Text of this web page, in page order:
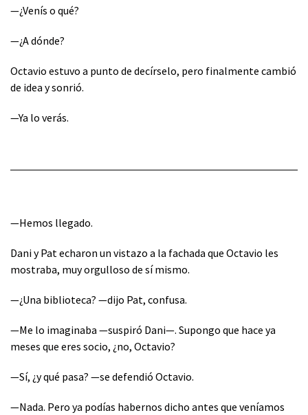
—¿Venís o qué?
—¿A dónde?
Octavio estuvo a punto de decírselo, pero finalmente cambió
de idea y sonrió.
—Ya lo verás.
—Hemos llegado.
Dani y Pat echaron un vistazo a la fachada que Octavio les
mostraba, muy orgulloso de sí mismo.
—¿Una biblioteca? —dijo Pat, confusa.
—Me lo imaginaba —suspiró Dani—. Supongo que hace ya
meses que eres socio, ¿no, Octavio?
—Sí, ¿y qué pasa? —se defendió Octavio.
—Nada. Pero ya podías habernos dicho antes que veníamos